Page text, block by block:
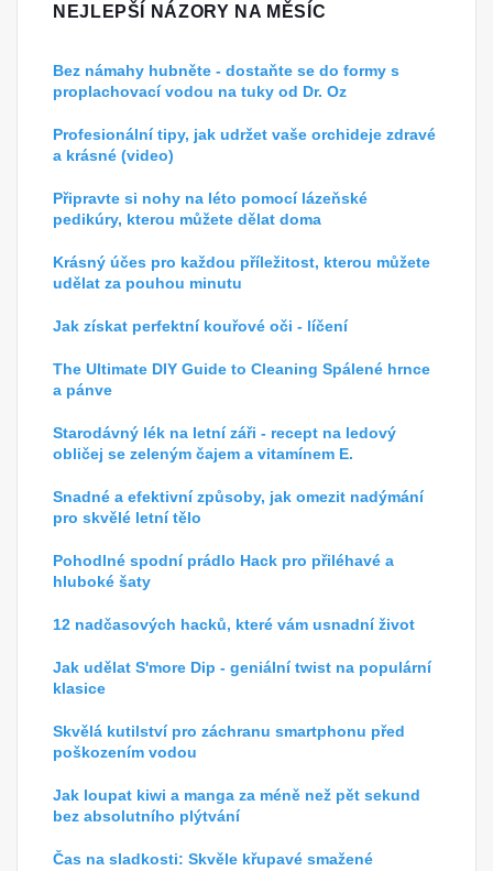
NEJLEPŠÍ NÁZORY NA MĚSÍC
Bez námahy hubněte - dostaňte se do formy s
proplachovací vodou na tuky od Dr. Oz
Profesionální tipy, jak udržet vaše orchideje zdravé
a krásné (video)
Připravte si nohy na léto pomocí lázeňské
pedikúry, kterou můžete dělat doma
Krásný účes pro každou příležitost, kterou můžete
udělat za pouhou minutu
Jak získat perfektní kouřové oči - líčení
The Ultimate DIY Guide to Cleaning Spálené hrnce
a pánve
Starodávný lék na letní záři - recept na ledový
obličej se zeleným čajem a vitamínem E.
Snadné a efektivní způsoby, jak omezit nadýmání
pro skvělé letní tělo
Pohodlné spodní prádlo Hack pro přiléhavé a
hluboké šaty
12 nadčasových hacků, které vám usnadní život
Jak udělat S'more Dip - geniální twist na populární
klasice
Skvělá kutilství pro záchranu smartphonu před
poškozením vodou
Jak loupat kiwi a manga za méně než pět sekund
bez absolutního plýtvání
Čas na sladkosti: Skvěle křupavé smažené